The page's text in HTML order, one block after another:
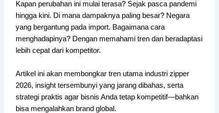
Kapan perubahan ini mulai terasa? Sejak pasca pandemi
hingga kini. Di mana dampaknya paling besar? Negara
yang bergantung pada import. Bagaimana cara
menghadapinya? Dengan memahami tren dan beradaptasi
lebih cepat dari kompetitor.
Artikel ini akan membongkar tren utama industri zipper
2026, insight tersembunyi yang jarang dibahas, serta
strategi praktis agar bisnis Anda tetap kompetitif—bahkan
bisa mengalahkan brand global.